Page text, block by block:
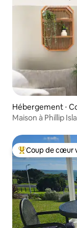
Hébergement ⋅
Maison à Phillip
Coups de cœur
Coup de cœur